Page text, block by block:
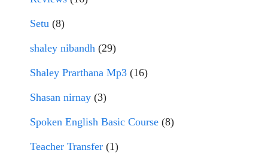
Setu (8)
shaley nibandh (29)
Shaley Prarthana Mp3 (16)
Shasan nirnay (3)
Spoken English Basic Course (8)
Teacher Transfer (1)